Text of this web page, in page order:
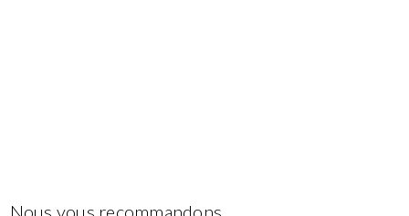
Nous vous recommandons